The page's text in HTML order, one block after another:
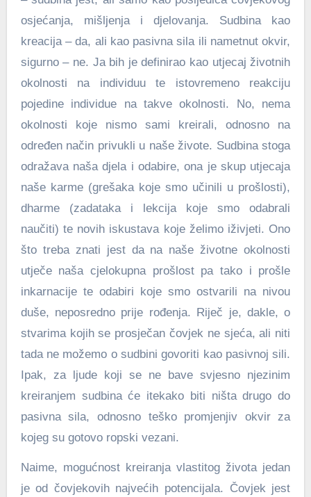
osjećanja, mišljenja i djelovanja. Sudbina kao
kreacija – da, ali kao pasivna sila ili nametnut okvir,
sigurno – ne. Ja bih je definirao kao utjecaj životnih
okolnosti na individuu te istovremeno reakciju
pojedine individue na takve okolnosti. No, nema
okolnosti koje nismo sami kreirali, odnosno na
određen način privukli u naše živote. Sudbina stoga
odražava naša djela i odabire, ona je skup utjecaja
naše karme (grešaka koje smo učinili u prošlosti),
dharme (zadataka i lekcija koje smo odabrali
naučiti) te novih iskustava koje želimo iživjeti. Ono
što treba znati jest da na naše životne okolnosti
utječe naša cjelokupna prošlost pa tako i prošle
inkarnacije te odabiri koje smo ostvarili na nivou
duše, neposredno prije rođenja. Riječ je, dakle, o
stvarima kojih se prosječan čovjek ne sjeća, ali niti
tada ne možemo o sudbini govoriti kao pasivnoj sili.
Ipak, za ljude koji se ne bave svjesno njezinim
kreiranjem sudbina će itekako biti ništa drugo do
pasivna sila, odnosno teško promjenjiv okvir za
kojeg su gotovo ropski vezani.
Naime, mogućnost kreiranja vlastitog života jedan
je od čovjekovih najvećih potencijala. Čovjek jest